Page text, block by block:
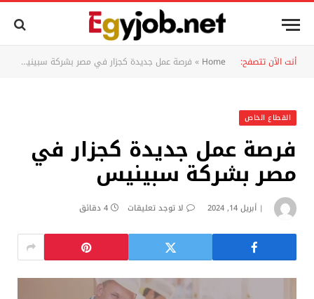
أنت الآن تتصفح: Home
» فرصة عمل جديدة كجزار في مصر بشركة سبينيس
القطاع الخاص
فرصة عمل جديدة كجزار في
مصر بشركة سبينيس
أبريل 14, 2024 لا توجد تعليقات 4 دقائق